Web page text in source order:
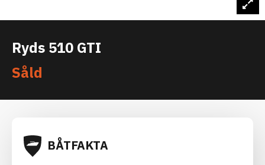
Ryds 510 GTI
Såld
BÅTFAKTA